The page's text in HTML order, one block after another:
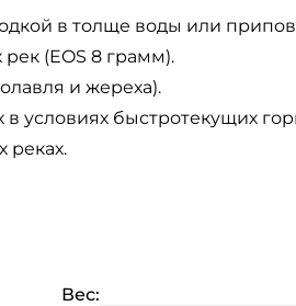
в толще воды или
(EOS 8 грамм).
и жереха).
условиях быстротекущих
реках.
Вес: